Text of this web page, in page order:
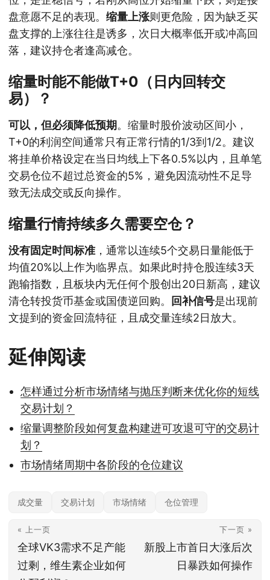
盘意愿不足的表现。 缩量上涨则更危险，因为缺乏买
盘支撑的上涨往往是诱多，次日大概率低开或冲高回
落，建议持仓者逢高减仓。
缩量时能不能做T+0（日内回转交
易）？
可以，但必须降低预期。缩量时股价波动区间小，
T+0的利润空间通常只有正常行情的1/3到1/2。建议
将挂单价格设定在当日均线上下各0.5%以内，且单笔
交易仓位不超过总资金的5%，避免因流动性不足导
致无法成交或反向操作。
缩量行情持续多久需要空仓？
没有固定时间标准 ，通常以连续5个交易日量能低于
均值20%以上作为临界点。如果此时持仓股连续3天
跑输指数，且板块内无任何个股创出20日新高，建议
清仓转投货币基金或国债逆回购。 回补信号是出现前
文提到的资金回流特征，且成交量连续2日放大。
延伸阅读
怎样通过分析市场情绪与抛压判断来优化你的短线
交易计划？
缩量调整阶段如何复盘构建进可攻退可守的交易计
划？
市场情绪周期中各阶段的仓位建议
成交量 交易计划 市场情绪 仓位管理
« 上一页
全球VK3需求不足产能
过剩，维生素企业如何
下一页 »
新股上市首日大涨后次
日暴跌如何操作